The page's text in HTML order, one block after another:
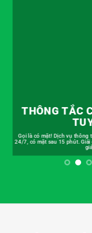
THÔNG TẮC
Gọi là có mặt! Dịch vụ thông
24/7, có mặt sau 15 phút.